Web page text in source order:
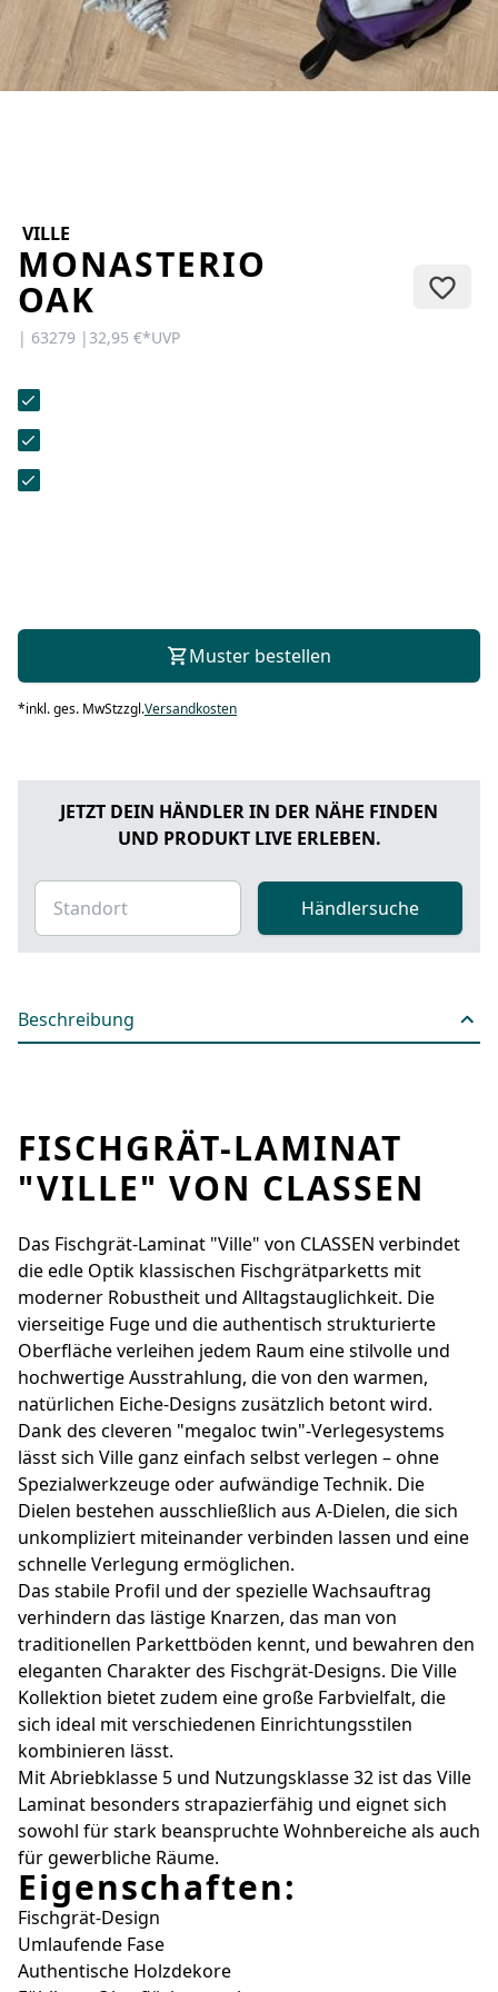
KONTAKT
Sie haben Fragen oder wünschen
eine persönliche Beratung?
unser Kontaktformular.
VILLE
MONASTERIO
OAK
| 63279 |32,95 €*UVP
Muster bestellen
*inkl. ges. MwStzzgl.Versandkosten
JETZT DEIN HÄNDLER IN DER NÄHE FINDEN
UND PRODUKT LIVE ERLEBEN.
Händlersuche
Beschreibung
FISCHGRÄT-LAMINAT
"VILLE" VON CLASSEN
Das Fischgrät-Laminat "Ville" von CLASSEN verbindet
die edle Optik klassischen Fischgrätparketts mit
moderner Robustheit und Alltagstauglichkeit. Die
vierseitige Fuge und die authentisch strukturierte
Oberfläche verleihen jedem Raum eine stilvolle und
hochwertige Ausstrahlung, die von den warmen,
natürlichen Eiche-Designs zusätzlich betont wird.
Dank des cleveren "megaloc twin"-Verlegesystems
lässt sich Ville ganz einfach selbst verlegen – ohne
Spezialwerkzeuge oder aufwändige Technik. Die
Dielen bestehen ausschließlich aus A-Dielen, die sich
unkompliziert miteinander verbinden lassen und eine
schnelle Verlegung ermöglichen.
Das stabile Profil und der spezielle Wachsauftrag
verhindern das lästige Knarzen, das man von
traditionellen Parkettböden kennt, und bewahren den
eleganten Charakter des Fischgrät-Designs. Die Ville
Kollektion bietet zudem eine große Farbvielfalt, die
sich ideal mit verschiedenen Einrichtungsstilen
kombinieren lässt.
Mit Abriebklasse 5 und Nutzungsklasse 32 ist das Ville
Laminat besonders strapazierfähig und eignet sich
sowohl für stark beanspruchte Wohnbereiche als auch
für gewerbliche Räume.
Eigenschaften:
Fischgrät-Design
Umlaufende Fase
Authentische Holzdekore